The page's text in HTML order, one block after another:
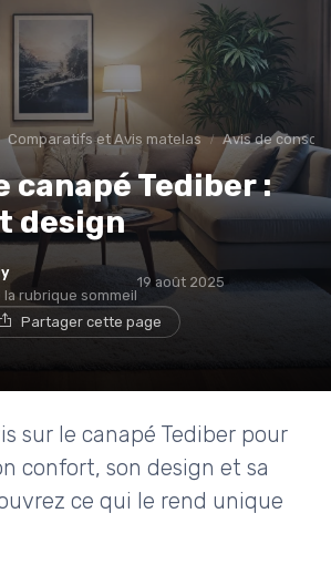
Comparatifs et Avis matelas Avis de
canapé Tediber :
design
la rubrique sommeil
19 août 2025
Partager cette page
sur le canapé Tediber pour
confort, son design et sa
ce qui le rend unique
un comparatif.
Bons plans vérifiés
Tests en avant-première
Nouveautés filtrées
→ Je rejoins le club
merci, peut-être plus tard